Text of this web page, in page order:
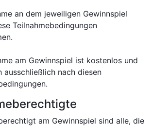
an dem jeweiligen Gewinnspiel
Teilnahmebedingungen
am Gewinnspiel ist kostenlos und
ausschließlich nach diesen
am Gewinnspiel sind alle, die